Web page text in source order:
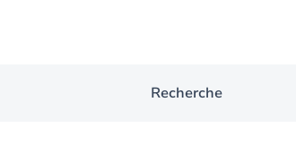
Recherche